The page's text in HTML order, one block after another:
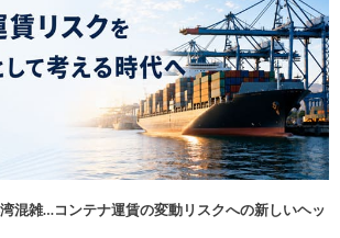
混雑…コンテナ運賃の変動リスクへの新しいヘッ